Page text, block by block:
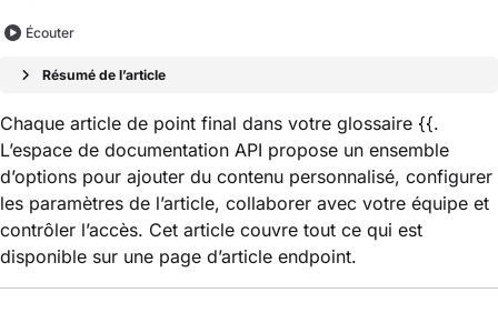
Écouter
Résumé de l’article
Chaque article de point final dans votre glossaire {{.
L’espace de documentation API propose un ensemble
d’options pour ajouter du contenu personnalisé, configurer
les paramètres de l’article, collaborer avec votre équipe et
contrôler l’accès. Cet article couvre tout ce qui est
disponible sur une page d’article endpoint.